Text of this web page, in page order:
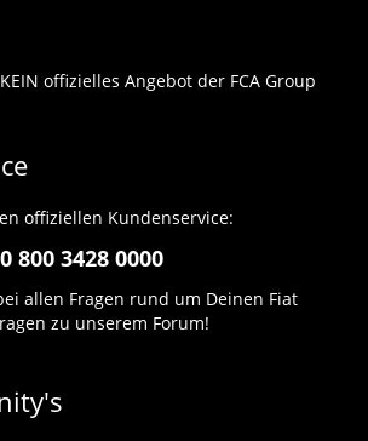
offizielles Angebot der FCA Group
offiziellen Kundenservice:
800 3428 0000
allen Fragen rund um Deinen Fiat
zu unserem Forum!